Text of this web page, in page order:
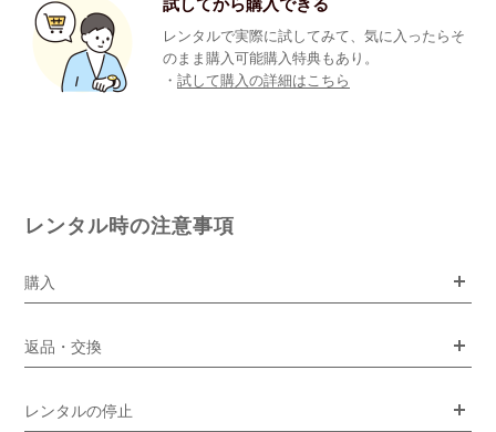
レンタルで実際に試してみて、気に入ったらそ
のまま購入可能購入特典もあり。
・試して購入の詳細はこちら
レンタル時の注意事項
購入
返品・交換
レンタルの停止